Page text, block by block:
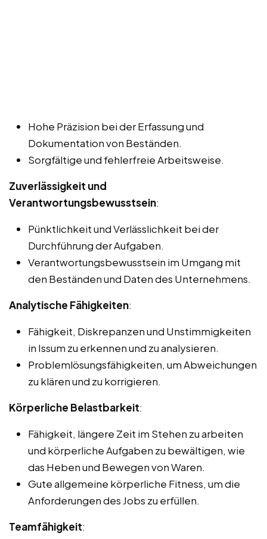
Hohe Präzision bei der Erfassung und
Dokumentation von Beständen.
Sorgfältige und fehlerfreie Arbeitsweise.
Zuverlässigkeit und
Verantwortungsbewusstsein:
Pünktlichkeit und Verlässlichkeit bei der
Durchführung der Aufgaben.
Verantwortungsbewusstsein im Umgang mit
den Beständen und Daten des Unternehmens.
Analytische Fähigkeiten:
Fähigkeit, Diskrepanzen und Unstimmigkeiten
in Issum zu erkennen und zu analysieren.
Problemlösungsfähigkeiten, um Abweichungen
zu klären und zu korrigieren.
Körperliche Belastbarkeit:
Fähigkeit, längere Zeit im Stehen zu arbeiten
und körperliche Aufgaben zu bewältigen, wie
das Heben und Bewegen von Waren.
Gute allgemeine körperliche Fitness, um die
Anforderungen des Jobs zu erfüllen.
Teamfähigkeit: